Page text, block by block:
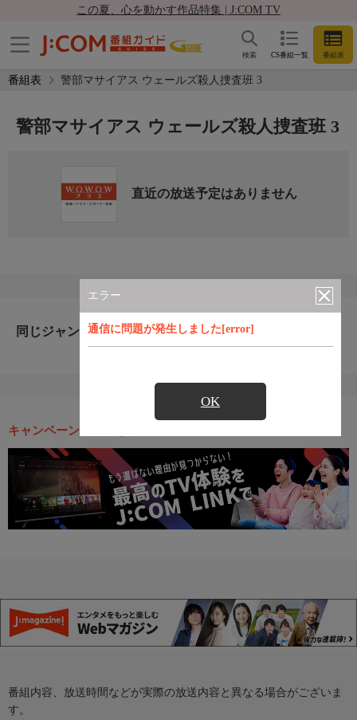
この夏、心を動かす作品特集 | J:COM TV
CS番組一覧 番組表
検索
番組表 警部マサイアス ウェールズ殺人捜査班 3
エラー
通信に問題が発生しました[error]
OK
警部マサイアス ウェールズ殺人捜査班 3
直近の放送予定はありません
同じジャンルのおすすめ番組
キャンペーン・お得な情報
番組内容、放送時間などが実際の放送内容と異なる場合がございま
す。